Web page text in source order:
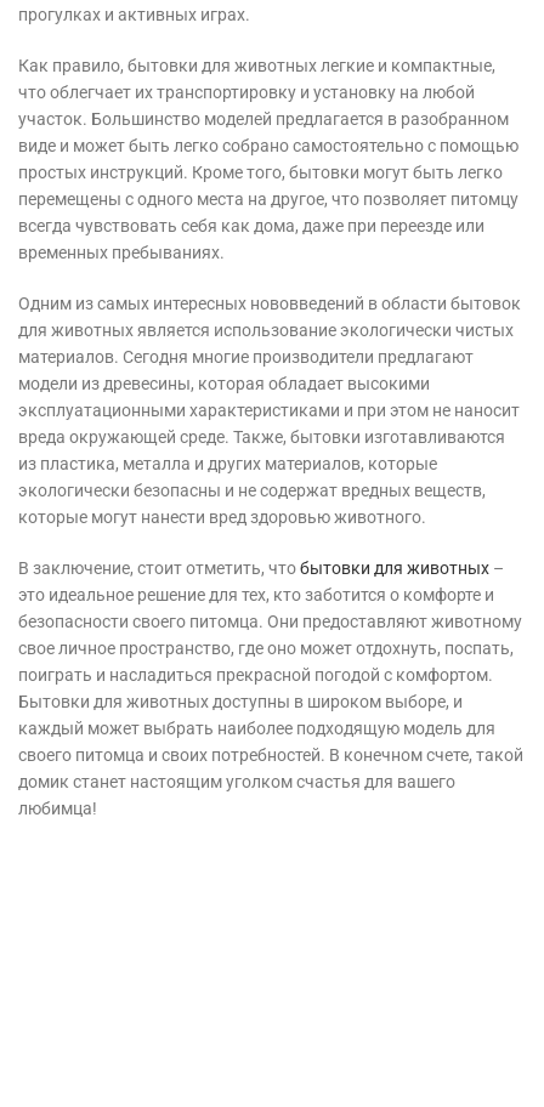
прогулках и активных играх.
Как правило, бытовки для животных легкие и компактные,
что облегчает их транспортировку и установку на любой
участок. Большинство моделей предлагается в разобранном
виде и может быть легко собрано самостоятельно с помощью
простых инструкций. Кроме того, бытовки могут быть легко
перемещены с одного места на другое, что позволяет питомцу
всегда чувствовать себя как дома, даже при переезде или
временных пребываниях.
Одним из самых интересных нововведений в области бытовок
для животных является использование экологически чистых
материалов. Сегодня многие производители предлагают
модели из древесины, которая обладает высокими
эксплуатационными характеристиками и при этом не наносит
вреда окружающей среде. Также, бытовки изготавливаются
из пластика, металла и других материалов, которые
экологически безопасны и не содержат вредных веществ,
которые могут нанести вред здоровью животного.
В заключение, стоит отметить, чтобытовки для животных –
это идеальное решение для тех, кто заботится о комфорте и
безопасности своего питомца. Они предоставляют животному
свое личное пространство, где оно может отдохнуть, поспать,
поиграть и насладиться прекрасной погодой с комфортом.
Бытовки для животных доступны в широком выборе, и
каждый может выбрать наиболее подходящую модель для
своего питомца и своих потребностей. В конечном счете, такой
домик станет настоящим уголком счастья для вашего
любимца!